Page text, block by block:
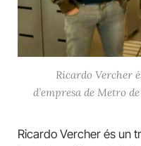
Ricardo Vercher
d’empresa de Metro
Ricardo Vercher és un